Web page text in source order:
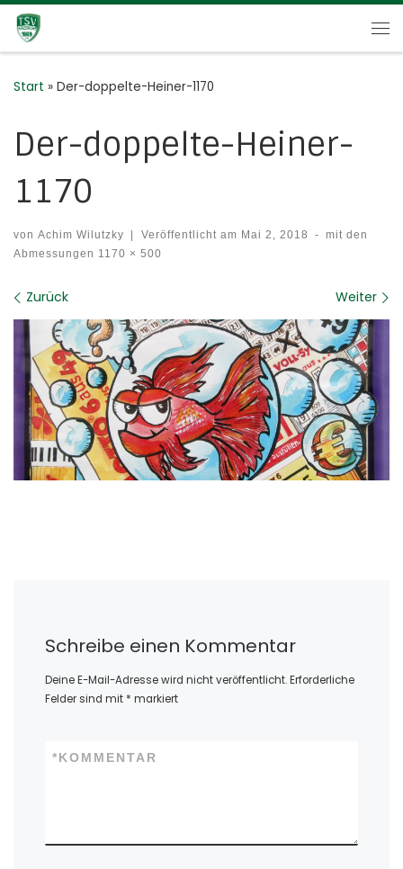
Zum Inhalt springen
Start » Der-doppelte-Heiner-1170
Der-doppelte-Heiner-
1170
von Achim Wilutzky | Veröffentlicht am Mai 2, 2018 -
mit den
Abmessungen 1170 × 500
Bilder Navigation
Zurück Weiter
Schreibe einen Kommentar
Deine E-Mail-Adresse wird nicht veröffentlicht.Erforderliche
Felder sind mit * markiert
KOMMENTAR
*